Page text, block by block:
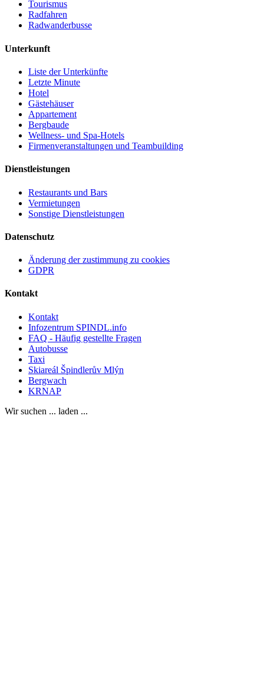
Tourismus
Radfahren
Radwanderbusse
Unterkunft
Liste der Unterkünfte
Letzte Minute
Hotel
Gästehäuser
Appartement
Bergbaude
Wellness- und Spa-Hotels
Firmenveranstaltungen und Teambuilding
Dienstleistungen
Restaurants und Bars
Vermietungen
Sonstige Dienstleistungen
Datenschutz
Änderung der zustimmung zu cookies
GDPR
Kontakt
Kontakt
Infozentrum SPINDL.info
FAQ - Häufig gestellte Fragen
Autobusse
Taxi
Skiareál Špindlerův Mlýn
Bergwach
KRNAP
Wir suchen ... laden ...